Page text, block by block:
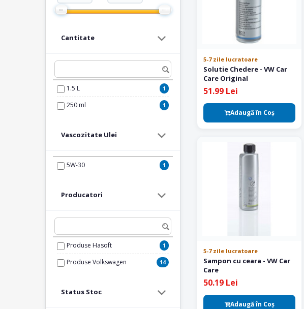
Cantitate
1.5 L 1
250 ml 1
Vascozitate Ulei
5W-30 1
Producatori
Produse Hasoft 1
Produse Volkswagen 14
Status Stoc
5-7 zile lucratoare
Solutie Chedere - VW Car
Care Original
51.99 Lei
Adaugă în Coş
5-7 zile lucratoare
Sampon cu ceara - VW Car
Care
50.19 Lei
Adaugă în Coş